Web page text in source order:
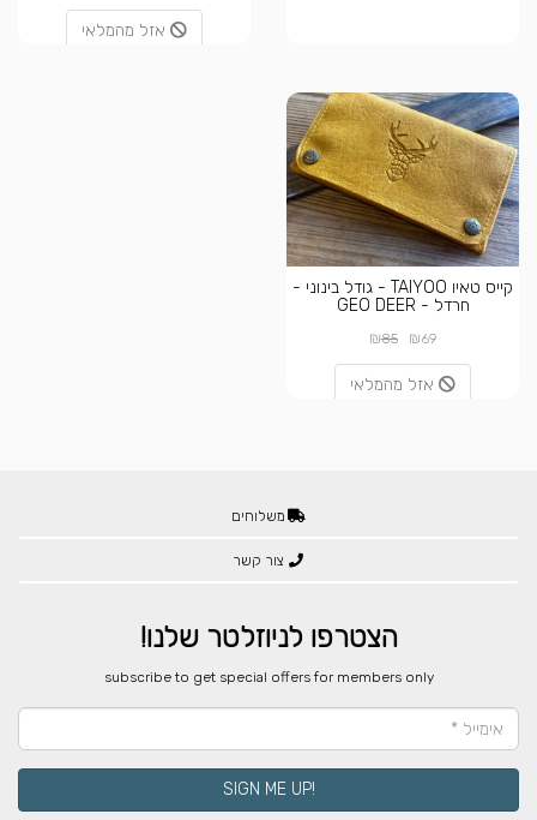
אזל מהמלאי
קייס טאיו TAIYOO - גודל בינוני -
חרדל - GEO DEER
₪69
₪85
אזל מהמלאי
משלוחים
צור קשר
הצטרפו לניוזלטר שלנו!
​subscribe to get special offers for members only
!SIGN ME UP